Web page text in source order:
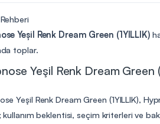
Yeşil Renk Dream Green (1YILLIK)
toplar.
Yeşil Renk Dream Green
Yeşil Renk Dream Green (1YILLIK),
beklentisi, seçim kriterleri ve